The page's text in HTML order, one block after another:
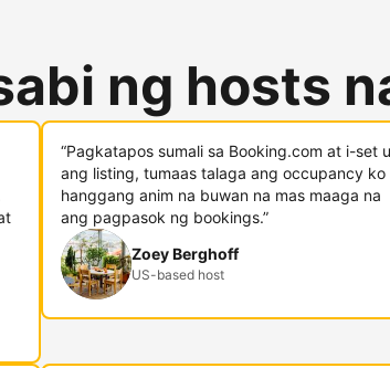
ng hosts
“Pagkatapos sumali sa Booking.com at i-set
ang listing, tumaas talaga ang occupancy ko
hanggang anim na buwan na mas maaga na
ang pagpasok ng bookings.”
Zoey Berghoff
US-based host